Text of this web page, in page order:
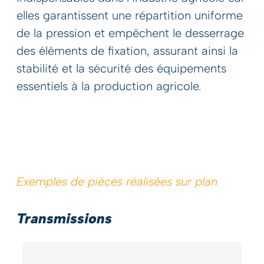
elles garantissent une répartition uniforme
de la pression et empêchent le desserrage
des éléments de fixation, assurant ainsi la
stabilité et la sécurité des équipements
essentiels à la production agricole.
Exemples de pièces réalisées sur plan
Transmissions